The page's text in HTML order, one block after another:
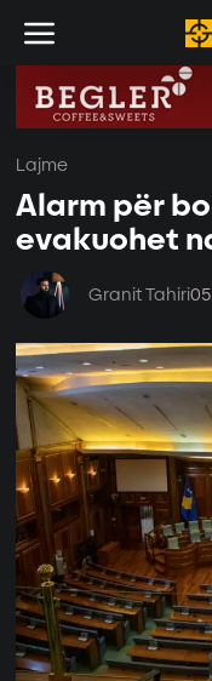
Lajme
Alarm për
evakuohet
Granit Tahiri